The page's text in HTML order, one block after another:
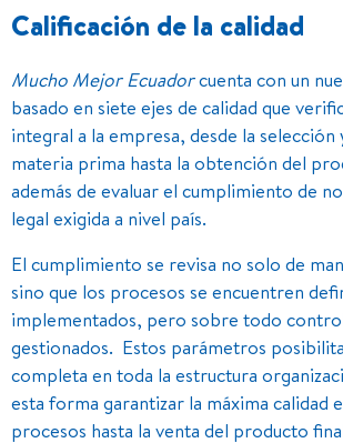
Calificación de la calidad
Mucho Mejor Ecuadorcuenta con un
basado en siete ejes de calidad que
integral a la empresa, desde la selección
materia prima hasta la obtención del
además de evaluar el cumplimiento de
legal exigida a nivel país.
El cumplimiento se revisa no solo de
sino que los procesos se encuentren
implementados, pero sobre todo
gestionados. Estos parámetros
completa en toda la estructura
esta forma garantizar la máxima calidad
procesos hasta la venta del producto